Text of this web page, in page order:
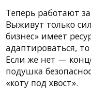
Теперь работают
Выживут только
бизнес» имеет
адаптироваться,
Если же нет —
подушка
«коту под хвост».